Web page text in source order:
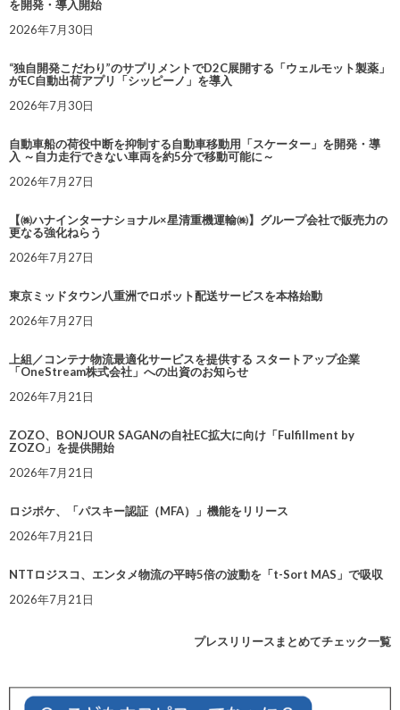
を開発・導入開始
2026年7月30日
“独自開発こだわり”のサプリメントでD2C展開する「ウェルモット製薬」
がEC自動出荷アプリ「シッピーノ」を導入
2026年7月30日
自動車船の荷役中断を抑制する自動車移動用「スケーター」を開発・導
入 ～自力走行できない車両を約5分で移動可能に～
2026年7月27日
【㈱ハナインターナショナル×星清重機運輸㈱】グループ会社で販売力の
更なる強化ねらう
2026年7月27日
東京ミッドタウン八重洲でロボット配送サービスを本格始動
2026年7月27日
上組／コンテナ物流最適化サービスを提供する スタートアップ企業
「OneStream株式会社」への出資のお知らせ
2026年7月21日
ZOZO、BONJOUR SAGANの自社EC拡大に向け「Fulfillment by
ZOZO」を提供開始
2026年7月21日
ロジポケ、「パスキー認証（MFA）」機能をリリース
2026年7月21日
NTTロジスコ、エンタメ物流の平時5倍の波動を「t-Sort MAS」で吸収
2026年7月21日
プレスリリースまとめてチェック一覧